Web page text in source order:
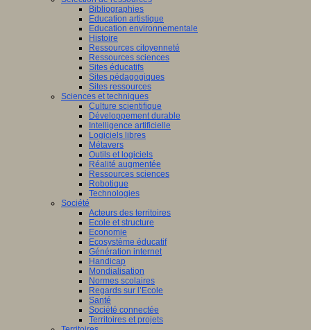
Bibliographies
Education artistique
Education environnementale
Histoire
Ressources citoyenneté
Ressources sciences
Sites éducatifs
Sites pédagogiques
Sites ressources
Sciences et techniques
Culture scientifique
Développement durable
Intelligence artificielle
Logiciels libres
Métavers
Outils et logiciels
Réalité augmentée
Ressources sciences
Robotique
Technologies
Société
Acteurs des territoires
Ecole et structure
Economie
Ecosystème éducatif
Génération internet
Handicap
Mondialisation
Normes scolaires
Regards sur l’Ecole
Santé
Société connectée
Territoires et projets